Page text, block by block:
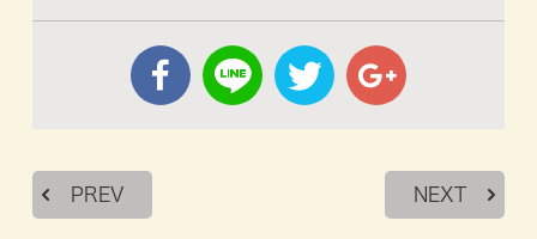
PREV NEXT